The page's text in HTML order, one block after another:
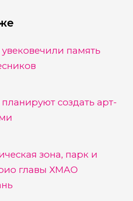
память
создать арт-
зона, парк и
главы ХМАО